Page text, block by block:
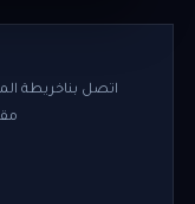
اتصل بناخريطة